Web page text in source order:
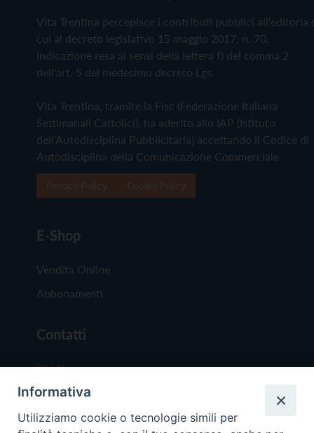
Vita Trentina percepisce i contributi pubblici all'editoria
cui al decreto legislativo 15 maggio 2017, n. 70.
Indicazione resa ai sensi della lettera f) del comma 2
dell'art. 5 del medesimo decreto Lgs.
Vita Trentina, tramite la Fisc (Federazione Italiana
Settimanali Cattolici), ha aderito allo IAP (Istituto
dell'Autodisciplina Pubblicitaria) accettando il Codice di
Autodisciplina della Comunicazione Commerciale
E-Shop
Vendita Online
Abbonamenti
Contatti
Chi Siamo
Redazione
Scrivici
Informativa
Utilizziamo cookie o tecnologie simili per